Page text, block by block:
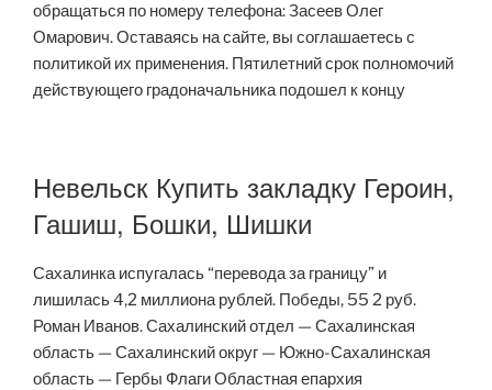
обращаться по номеру телефона: Засеев Олег
Омарович. Оставаясь на сайте, вы соглашаетесь с
политикой их применения. Пятилетний срок полномочий
действующего градоначальника подошел к концу
Невельск Купить закладку Героин,
Гашиш, Бошки, Шишки
Сахалинка испугалась “перевода за границу” и
лишилась 4,2 миллиона рублей. Победы, 55 2 руб.
Роман Иванов. Сахалинский отдел — Сахалинская
область — Сахалинский округ — Южно-Сахалинская
область — Гербы Флаги Областная епархия